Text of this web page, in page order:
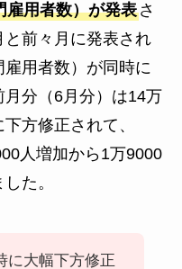
雇用者数）が発表さ
前々月に発表され
用者数）が同時に
分（6月分）は14万
方修正されて、
人増加から1万9000
た。
に大幅下方修正